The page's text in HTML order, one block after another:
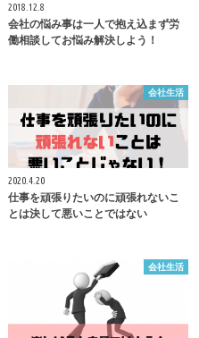
2018.12.8
会社の悩み事は一人で抱え込まず労
働相談してお悩み解決しよう！
会社生活
2020.4.20
仕事を頑張りたいのに頑張れないこ
とは決して悪いことではない
会社生活